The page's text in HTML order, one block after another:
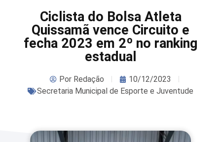
Ciclista do Bolsa Atleta
Quissamã vence Circuito e
fecha 2023 em 2º no ranking
estadual
PorRedação
10/12/2023
Secretaria Municipal de Esporte e Juventude